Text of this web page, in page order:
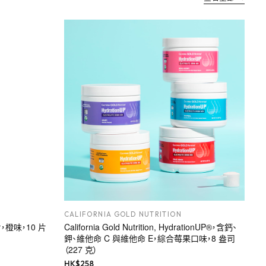
橙味，10 片
CALIFORNIA GOLD NUTRITION
California Gold Nutrition, HydrationUP®，含鈣、
鉀、維他命 C 與維他命 E，綜合莓果口味，8 盎司
（227 克）
HK$258